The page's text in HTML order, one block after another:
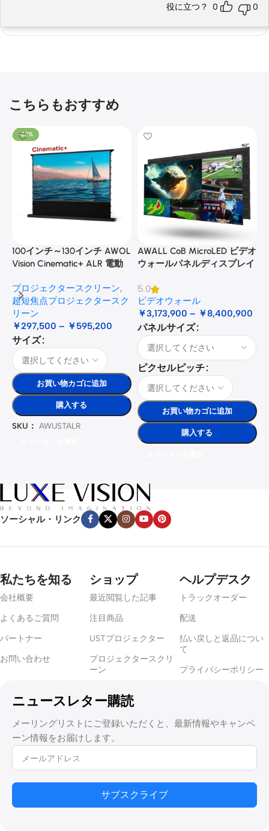
役に立つ？ 0 0
こちらもおすすめ
-22%
100インチ～130インチ AWOL
Vision Cinematic+ ALR 電動
プロジェクタースクリーン,
超短焦点プロジェクタースク
リーン
￥297,500 – ￥595,200
サイズ
お買い物カゴに追加
購入する
SKU： AWUSTALR
AWALL CoB MicroLED ビデオ
ウォールパネルディスプレイ
5.0
ビデオウォール
￥3,173,900 – ￥8,400,900
パネルサイズ
ピクセルピッチ
お買い物カゴに追加
購入する
ソーシャル・リンク
私たちを知る
会社概要
よくあるご質問
パートナー
お問い合わせ
ショップ
最近閲覧した記事
注目商品
USTプロジェクター
プロジェクタースクリ
ーン
ヘルプデスク
トラックオーダー
配送
払い戻しと返品につい
て
プライバシーポリシー
ニュースレター購読
メーリングリストにご登録いただくと、最新情報やキャンペ
ーン情報をお届けします。
サブスクライブ